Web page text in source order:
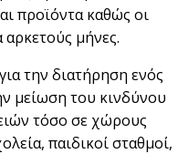
προϊόντα καθώς οι
αρκετούς μήνες.
την διατήρηση ενός
μείωση του κινδύνου
τόσο σε χώρους
παιδικοί σταθμοί,